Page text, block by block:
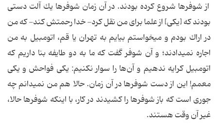
از شوفرها شروع كرده بودند. در آن زمان شوفرها یك آلت دستى
بودند كه [یكى‏] از علما براى من نقل كرد- خدا رحمتش كند- كه من
در اراك بودم و مى‏خواستم بیایم به تهران یا قم، اتومبیل به من
اجاره نمى‏دادند؛ و آن شوفر گفت كه ما به دو طایفه بنا داریم كه
اتومبیل كرایه ندهیم و آن‌ها را سوار نكنیم: یكى فواحش و یكى
معمم! این از دست شوفرها در آن زمان. حالا هم من نمى‏دانم چه
جورى است كه باز شوفرها را كشیدند در كار، با اینكه شوفرها حالا،
غیر آن وقت هستند.